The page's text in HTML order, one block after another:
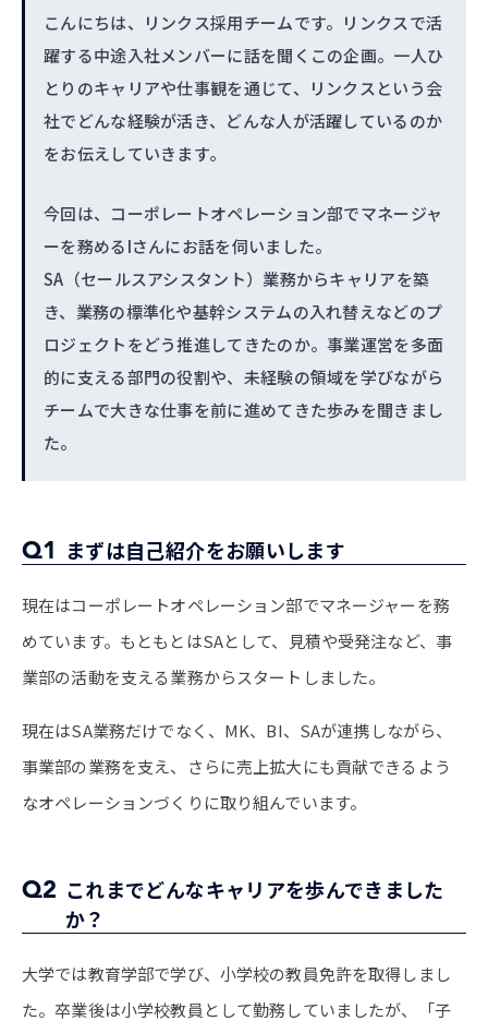
こんにちは、リンクス採用チームです。リンクスで活
躍する中途入社メンバーに話を聞くこの企画。一人ひ
とりのキャリアや仕事観を通じて、リンクスという会
社でどんな経験が活き、どんな人が活躍しているのか
をお伝えしていきます。
今回は、コーポレートオペレーション部でマネージャ
ーを務めるIさんにお話を伺いました。
SA（セールスアシスタント）業務からキャリアを築
き、業務の標準化や基幹システムの入れ替えなどのプ
ロジェクトをどう推進してきたのか。事業運営を多面
的に支える部門の役割や、未経験の領域を学びながら
チームで大きな仕事を前に進めてきた歩みを聞きまし
た。
Q1 まずは自己紹介をお願いします
現在はコーポレートオペレーション部でマネージャーを務
めています。もともとはSAとして、見積や受発注など、事
業部の活動を支える業務からスタートしました。
現在はSA業務だけでなく、MK、BI、SAが連携しながら、
事業部の業務を支え、さらに売上拡大にも貢献できるよう
なオペレーションづくりに取り組んでいます。
Q2 これまでどんなキャリアを歩んできました
か？
大学では教育学部で学び、小学校の教員免許を取得しまし
た。卒業後は小学校教員として勤務していましたが、「子